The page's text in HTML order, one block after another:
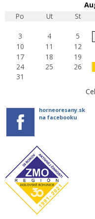
Po
Ut St
3
4 5
10
11 12
17
18 19
24
25 26
31
horneoresany.sk
na facebooku